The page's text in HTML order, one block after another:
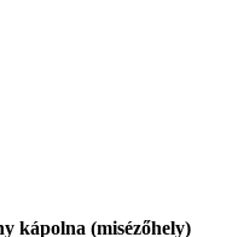
kápolna (misézőhely)